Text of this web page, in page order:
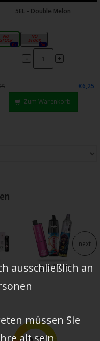
5EL - Double Melon
10mg
0x
20mg
0x
- +
€6,25
Zum Warenkorb
big puff vape
next
ausschließlich an
müssen Sie
alt sein